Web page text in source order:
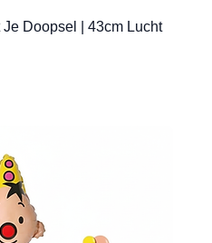
Doopsel | 43cm Lucht